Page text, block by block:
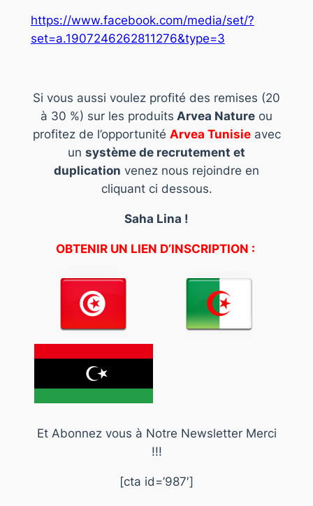
https://www.facebook.com/media/set/?
set=a.1907246262811276&type=3
Si vous aussi voulez profité des remises (20
à 30 %) sur les produits Arvea Nature ou
profitez de l’opportunité Arvea Tunisieavec
un système de recrutement et
duplication venez nous rejoindre en
cliquant ci dessous.
Saha Lina !
OBTENIR UN LIEN D’INSCRIPTION :
Et Abonnez vous à Notre Newsletter Merci
!!!
[cta id=’987′]